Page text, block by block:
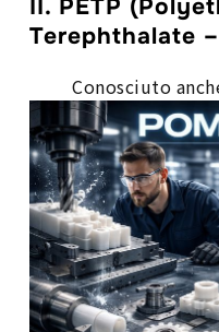
II. PETP
Terephthalate
Conosciuto